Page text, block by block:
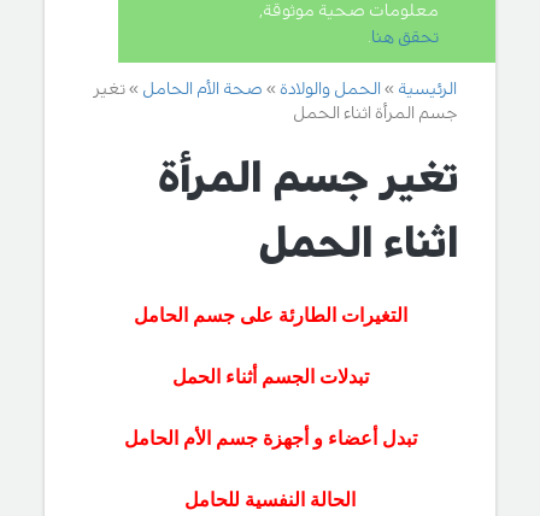
معلومات صحية موثوقة,
تحقق هنا
الرئيسية الحمل والولادة صحة الأم الحامل
تغير
جسم المرأة اثناء الحمل
تغير جسم المرأة
اثناء الحمل
التغيرات الطارئة على جسم الحامل
تبدلات الجسم أثناء الحمل
تبدل أعضاء و أجهزة جسم الأم الحامل
الحالة النفسية للحامل